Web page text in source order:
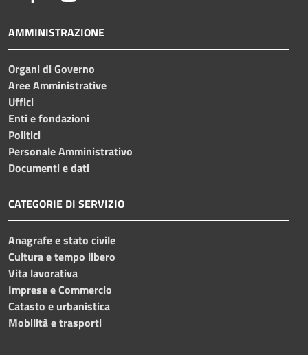
AMMINISTRAZIONE
Organi di Governo
Aree Amministrative
Uffici
Enti e fondazioni
Politici
Personale Amministrativo
Documenti e dati
CATEGORIE DI SERVIZIO
Anagrafe e stato civile
Cultura e tempo libero
Vita lavorativa
Imprese e Commercio
Catasto e urbanistica
Mobilità e trasporti